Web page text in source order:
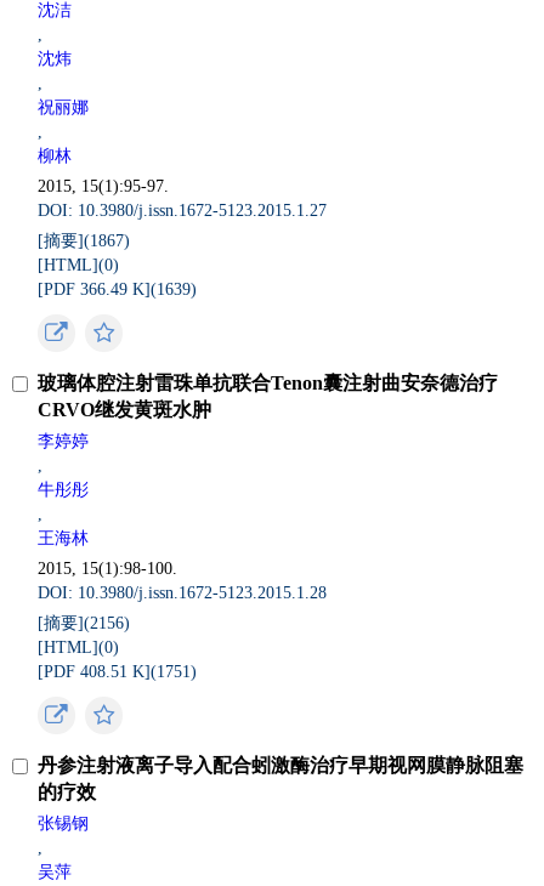
沈洁
,
沈炜
,
祝丽娜
,
柳林
2015, 15(1):95-97.
DOI: 10.3980/j.issn.1672-5123.2015.1.27
[摘要](1867)
[HTML](0)
[PDF 366.49 K](1639)
玻璃体腔注射雷珠单抗联合Tenon囊注射曲安奈德治疗
CRVO继发黄斑水肿
李婷婷
,
牛彤彤
,
王海林
2015, 15(1):98-100.
DOI: 10.3980/j.issn.1672-5123.2015.1.28
[摘要](2156)
[HTML](0)
[PDF 408.51 K](1751)
丹参注射液离子导入配合蚓激酶治疗早期视网膜静脉阻塞
的疗效
张锡钢
,
吴萍